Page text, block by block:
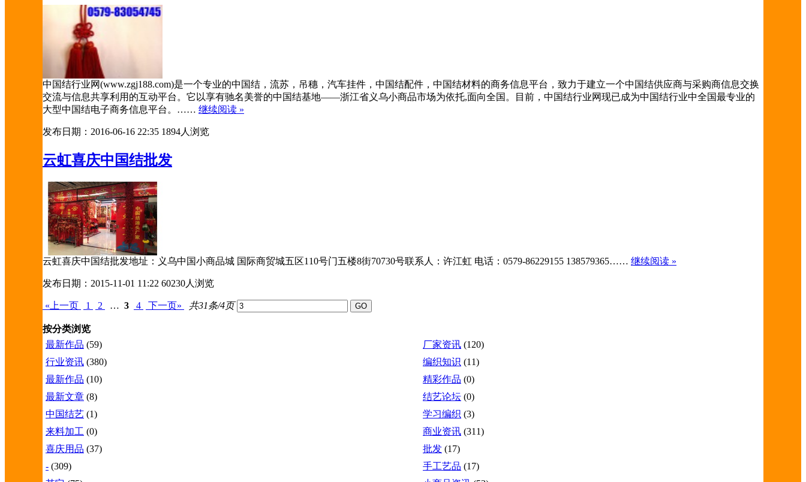
中国结行业网(www.zgj188.com)是一个专业的中国结，流苏，吊穗，汽车挂件，中国结配件，中国结材料的商务信息平台，致力于建立一个中国结供应商与采购商信息交换
交流与信息共享利用的互动平台。它以享有驰名美誉的中国结基地――浙江省义乌小商品市场为依托,面向全国。目前，中国结行业网现已成为中国结行业中全国最专业的
大型中国结电子商务信息平台。…… 继续阅读 »
发布日期：2016-06-16 22:35 1894人浏览
云虹喜庆中国结批发
云虹喜庆中国结批发地址：义乌中国小商品城 国际商贸城五区110号门五楼8街70730号联系人：许江虹 电话：0579-86229155 138579365…… 继续阅读 »
发布日期：2015-11-01 11:22 60230人浏览
«上一页 1 2 … 3 4 下一页» 共31条/4页
按分类浏览
最新作品 (59) 厂家资讯 (120)
行业资讯 (380) 编织知识 (11)
最新作品 (10) 精彩作品 (0)
最新文章 (8) 结艺论坛 (0)
中国结艺 (1) 学习编织 (3)
来料加工 (0) 商业资讯 (311)
喜庆用品 (37) 批发 (17)
- (309) 手工艺品 (17)